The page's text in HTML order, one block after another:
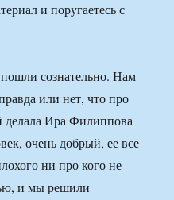
и поругаетесь с
сознательно. Нам
или нет, что про
делала Ира Филиппова
очень добрый, ее все
ни про кого не
и мы решили